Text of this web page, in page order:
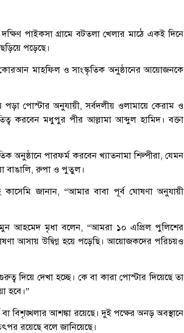
দক্ষিণ পাইকসা গ্রামে বটতলা খেলার মাঠে একই দিনে
ছড়িয়ে পড়েছে।
মাহফিল ও সাংস্কৃতিক অনুষ্ঠানের আয়োজনকে
পড়া পোস্টার অনুযায়ী,সর্বদলীয় ওলামায়ে কেরাম ও
করবেন মধুপুর পীর আল্লামা আব্দুল হামিদ। বক্তা
অনুষ্ঠানে পারফর্ম করবেন খ্যাতনামা শিল্পীরা,যেমন
বাঙালি,রুপা ও পুতুল।
কাসেমি জানান, “আমার বাবা পূর্ব ঘোষণা অনুযায়ী
আহমেদ মৃধা বলেন, “আমরা ১০ এপ্রিল পুলিশের
আসায় উদ্বিগ্ন হয়ে পড়েছি। আয়োজকদের পরিচয়ও
দিয়ে দেখা হচ্ছে। কে বা কারা পোস্টার দিয়েছে তা
হবে।”
বা বিশৃঙ্খলার আশঙ্কা রয়েছে। দুই পক্ষের অনড় অবস্থানে
রয়েছে বলে জানিয়েছে।